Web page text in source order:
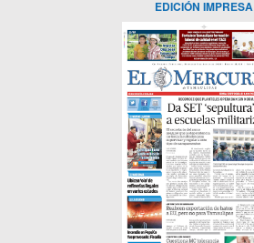
EDICIÓN IMPRESA